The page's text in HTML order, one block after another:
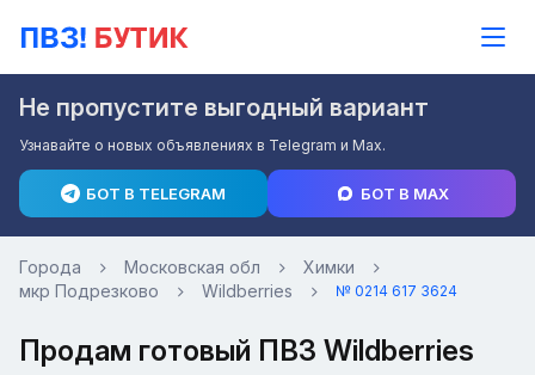
Не пропустите выгодный вариант
Узнавайте о новых объявлениях в Telegram и Max.
БОТ В TELEGRAM БОТ В MAX
Города Московская обл
Химки
мкр Подрезково
Wildberries № 0214 617 3624
Продам готовый ПВЗ Wildberries